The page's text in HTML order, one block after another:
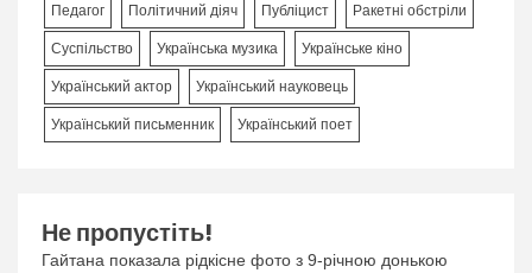
Педагог Політичний діяч Публіцист Ракетні обстріли
Суспільство Українська музика Українське кіно
Український актор Український науковець
Український письменник Український поет
Не пропустіть!
Гайтана показала рідкісне фото з 9-річною донькою